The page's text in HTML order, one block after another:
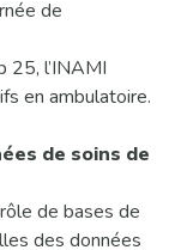
de
25, l’INAMI
en ambulatoire.
de soins de
de bases de
des données